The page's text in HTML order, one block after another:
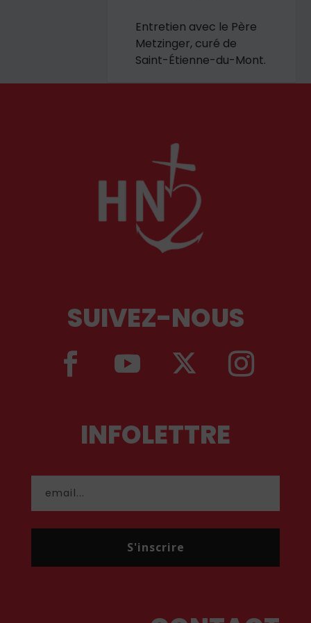
Entretien avec le Père
Metzinger, curé de
Saint-Étienne-du-Mont.
SUIVEZ-NOUS
INFOLETTRE
S'inscrire